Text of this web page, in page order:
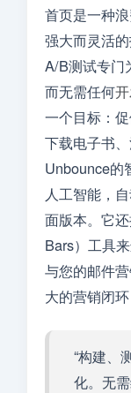
首页是一种
强大而灵活
A/B测试专门
而无需任何
一个目标：
下载电子书
Unbounce的
人工智能，
面版本。它
Bars）工具
与您的邮件
大的营销闭
“构建、
化。无